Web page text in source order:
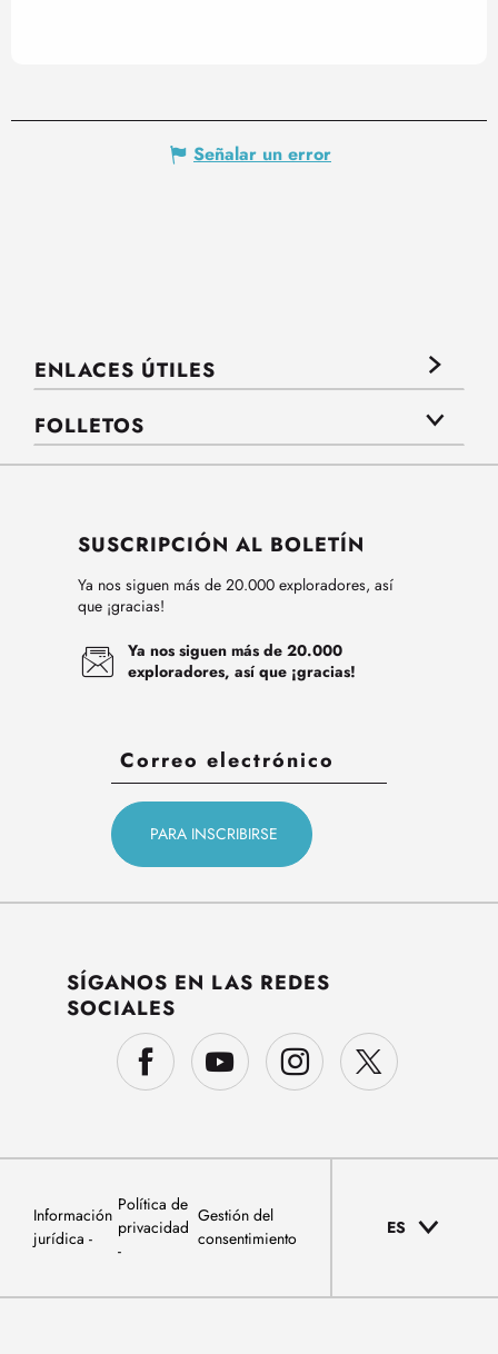
Señalar un error
ENLACES ÚTILES
FOLLETOS
SUSCRIPCIÓN AL BOLETÍN
Ya nos siguen más de 20.000 exploradores, así
que ¡gracias!
Ya nos siguen más de 20.000
exploradores, así que ¡gracias!
SÍGANOS EN LAS REDES
SOCIALES
Información
jurídica
Política de
privacidad
Gestión del
consentimiento
ES